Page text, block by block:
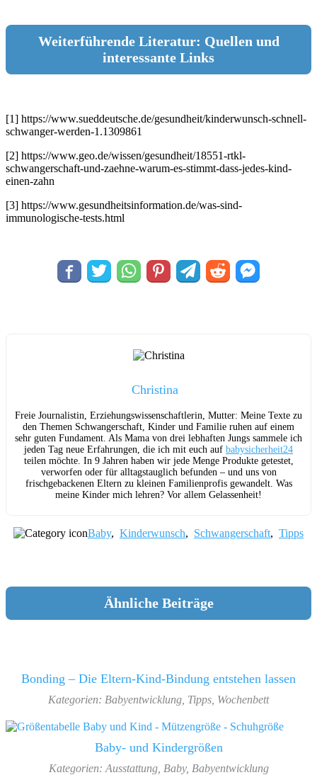
Weiterführende Literatur: Quellen und
interessante Links
[1] https://www.sueddeutsche.de/gesundheit/kinderwunsch-schnell-
schwanger-werden-1.1309861
[2] https://www.geo.de/wissen/gesundheit/18551-rtkl-
schwangerschaft-und-zaehne-warum-es-stimmt-dass-jedes-kind-
einen-zahn
[3] https://www.gesundheitsinformation.de/was-sind-
immunologische-tests.html
Christina
Freie Journalistin, Erziehungswissenschaftlerin, Mutter: Meine Texte zu
den Themen Schwangerschaft, Kinder und Familie ruhen auf einem
sehr guten Fundament. Als Mama von drei lebhaften Jungs sammele ich
jeden Tag neue Erfahrungen, die ich mit euch auf babysicherheit24
teilen möchte. In 9 Jahren haben wir jede Menge Produkte getestet,
verworfen oder für alltagstauglich befunden – und uns von
frischgebackenen Eltern zu kleinen Familienprofis gewandelt. Was
meine Kinder mich lehren? Vor allem Gelassenheit!
Baby, Kinderwunsch, Schwangerschaft, Tipps
Ähnliche Beiträge
Bonding – Die Eltern-Kind-Bindung entstehen lassen
Kategorien: Babyentwicklung Tipps Wochenbett
Baby- und Kindergrößen
Kategorien: Ausstattung, Baby, Babyentwicklung